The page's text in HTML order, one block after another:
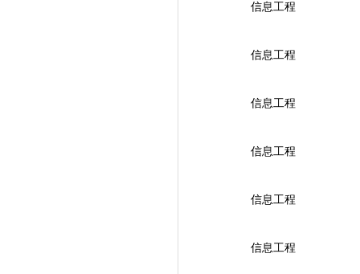
信息工程
信息工程
信息工程
信息工程
信息工程
信息工程